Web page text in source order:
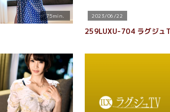
75min. 2023/06/22
259LUXU-704 ラグジュ